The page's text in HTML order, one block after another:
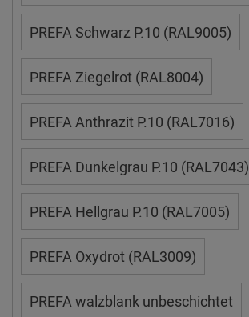
PREFA Schwarz P.10 (RAL9005)
PREFA Ziegelrot (RAL8004)
PREFA Anthrazit P.10 (RAL7016)
PREFA Dunkelgrau P.10 (RAL7043)
PREFA Hellgrau P.10 (RAL7005)
PREFA Oxydrot (RAL3009)
PREFA walzblank unbeschichtet